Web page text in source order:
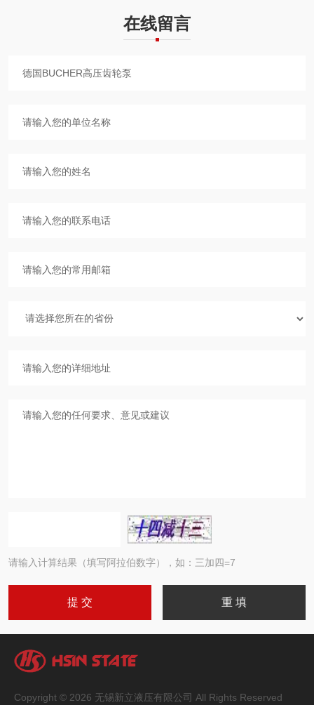
在线留言
请输入计算结果（填写阿拉伯数字），如：三加四=7
Copyright © 2026 无锡新立液压有限公司 All Rights Reserved